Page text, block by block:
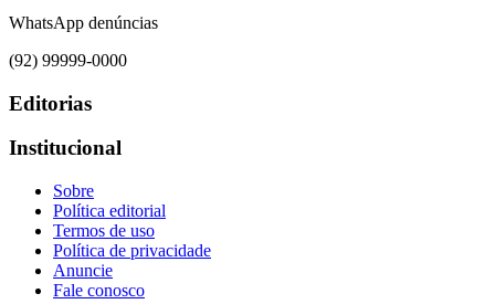
WhatsApp denúncias
(92) 99999-0000
Editorias
Institucional
Sobre
Política editorial
Termos de uso
Política de privacidade
Anuncie
Fale conosco